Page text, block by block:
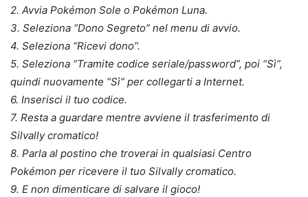
2. Avvia Pokémon Sole o Pokémon Luna.
3. Seleziona “Dono Segreto” nel menu di avvio.
4. Seleziona “Ricevi dono”.
5. Seleziona “Tramite codice seriale/password”, poi “Sì”,
quindi nuovamente “Sì” per collegarti a Internet.
6. Inserisci il tuo codice.
7. Resta a guardare mentre avviene il trasferimento di
Silvally cromatico!
8. Parla al postino che troverai in qualsiasi Centro
Pokémon per ricevere il tuo Silvally cromatico.
9. E non dimenticare di salvare il gioco!